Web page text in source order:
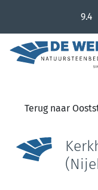
9.4
Terug naar